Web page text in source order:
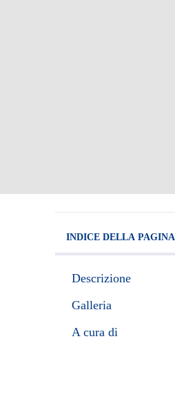
INDICE DELLA PAGINA
Descrizione
Galleria
A cura di